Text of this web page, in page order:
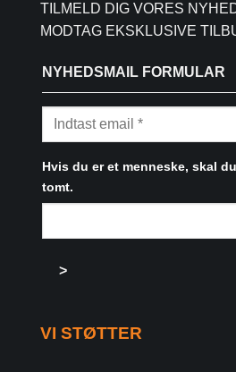
TILMELD DIG VORES
MODTAG EKSKLUSIVE
NYHEDSMAIL FORMULAR
Hvis du er et menneske, skal
tomt.
>
VI STØTTER